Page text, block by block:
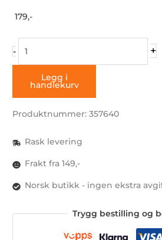
179,-
-
100
cm
antall
+
Legg i
handlekurv
Produktnummer: 357640
Rask levering
Frakt fra 149,-
Norsk butikk - ingen ekstra
Trygg bestilling og